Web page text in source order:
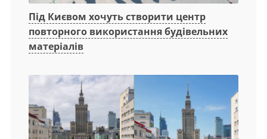
Під Києвом хочуть створити центр
повторного використання будівельних
матеріалів